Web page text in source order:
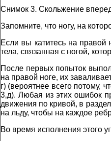
Снимок 3. Скольжение
Запомните, что ногу, на
Если вы катитесь на правой
тела, связанная с ногой,
После первых попыток
на правой ноге, их
г) (вероятнее всего потому,
3,д). Любая из этих ошибок
движения по кривой, в
на льду, чтобы на каждое
Во время исполнения этого